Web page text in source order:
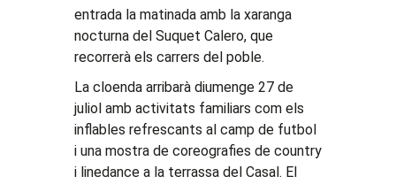
entrada la matinada amb la xaranga
nocturna del Suquet Calero, que
recorrerà els carrers del poble.
La cloenda arribarà diumenge 27 de
juliol amb activitats familiars com els
inflables refrescants al camp de futbol
i una mostra de coreografies de country
i linedance a la terrassa del Casal. El